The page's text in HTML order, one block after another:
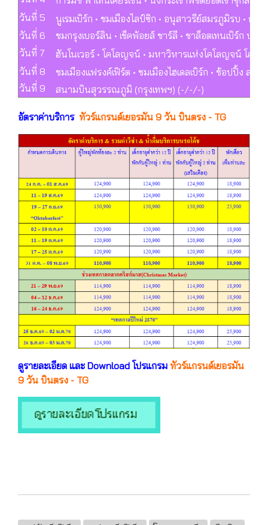
วันที่ 5
นูเรมเบิร์ก • ชมเมืองไลป์ซิก • อนุสาวรีย์สมรภูมิรบ • กรุ
วันที่ 6
ชมกรุงเบอร์ลิน • เช็คพ้อยส์ ชาร์ลี • ชาล็อตเทนเบิร์ก ปร
วันที่ 7
ฮันโนเวอร์ • โคโลญจน์ • มหาวิหารแห่งโคโลญจน์ โคเบ
วันที่ 8
ชมเมืองแฟรงค์เฟิร์ต • ชมเมืองไฮเดลเบิร์ก • ช้อปปิ้ง ส
วันที่ 9
สนามบินสุวรรณภูมิ (กรุงเทพฯ) (-/-/-)
อัตราค่าบริการ ทัวร์แกรนด์เยอรมัน 9 วัน บินตรง - TG
ดูรายละเอียด และ Download โปรแกรม ทัวร์แกรนด์เยอรมัน
9 วัน บินตรง - TG